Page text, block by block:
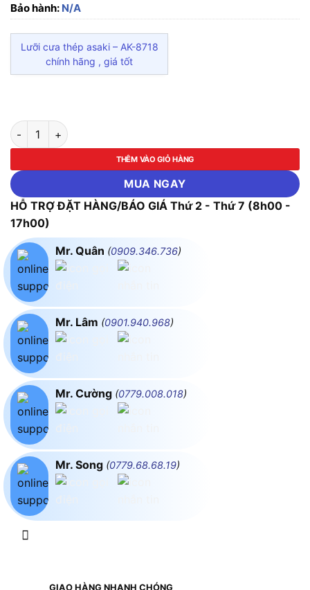
Bảo hành: N/A
Lưỡi cưa thép asaki – AK-8718
chính hãng , giá tốt
Lưỡi cưa thép AK-8718 số lượng
THÊM VÀO GIỎ HÀNG
MUA NGAY
HỖ TRỢ ĐẶT HÀNG/BÁO GIÁ Thứ 2 - Thứ 7 (8h00 -
17h00)
Mr. Quân (0909.346.736)
Mr. Lâm (0901.940.968)
Mr. Cường (0779.008.018)
Mr. Song (0779.68.68.19)
GIAO HÀNG NHANH CHÓNG